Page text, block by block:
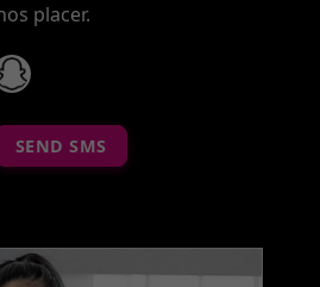
placer.
La Celestina
SEND SMS